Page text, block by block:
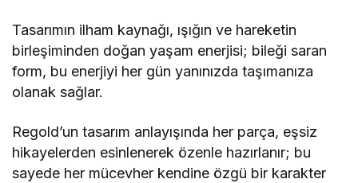
Tasarımın ilham kaynağı, ışığın ve hareketin
birleşiminden doğan yaşam enerjisi; bileği saran
form, bu enerjiyi her gün yanınızda taşımanıza
olanak sağlar.
Regold’un tasarım anlayışında her parça, eşsiz
hikayelerden esinlenerek özenle hazırlanır; bu
sayede her mücevher kendine özgü bir karakter